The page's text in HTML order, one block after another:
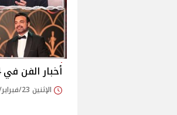
أخبار الفن في 24 ساعة
الإثنين 23/فبراير/2026 - 12:59 ص